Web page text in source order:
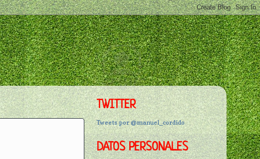
TWITTER
Tweets por @manuel_cordido
DATOS PERSONALES